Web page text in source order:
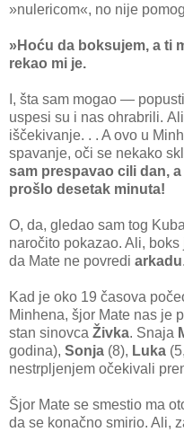
»nulericom«, no nije
»Hoću da boksujem, a ti
rekao mi je.
I, šta sam mogao —
uspesi su i nas ohrabrili.
iščekivanje. . . A ovo u
spavanje, oči se nekako
sam prespavao cili dan,
prošlo desetak minuta!
O, da, gledao sam tog
naročito pokazao. Ali,
da Mate ne povredi arkadu
Kad je oko 19 časova
Minhena, šjor Mate nas je
stan sinovca Živka. Snaja
godina), Sonja (8), Luka
nestrpljenjem očekivali
Šjor Mate se smestio ma
da se konačno smirio. Ali,